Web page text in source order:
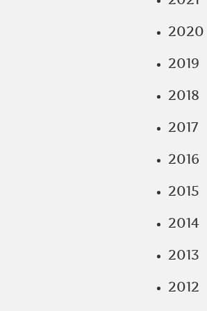
2020
2019
2018
2017
2016
2015
2014
2013
2012